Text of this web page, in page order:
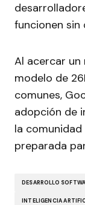
funcionen sin
Al acercar un
modelo de
comunes,
adopción de
la
preparada
DESARROLLO
INTELIGENCIA